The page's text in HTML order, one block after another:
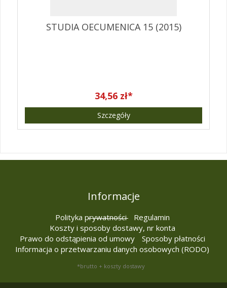
STUDIA OECUMENICA 15 (2015)
34,56 zł*
Szczegóły
Informacje
Polityka prywatności
Regulamin
Koszty i sposoby dostawy, nr konta
Prawo do odstąpienia od umowy
Sposoby płatności
Informacja o przetwarzaniu danych osobowych (RODO)
*brutto + koszty dostawy